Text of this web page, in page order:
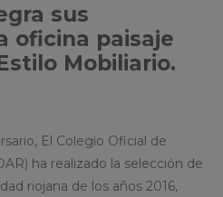
sus
oficina paisaje
Mobiliario.
El Colegio Oficial de
ha realizado la selección de
riojana de los años 2016,